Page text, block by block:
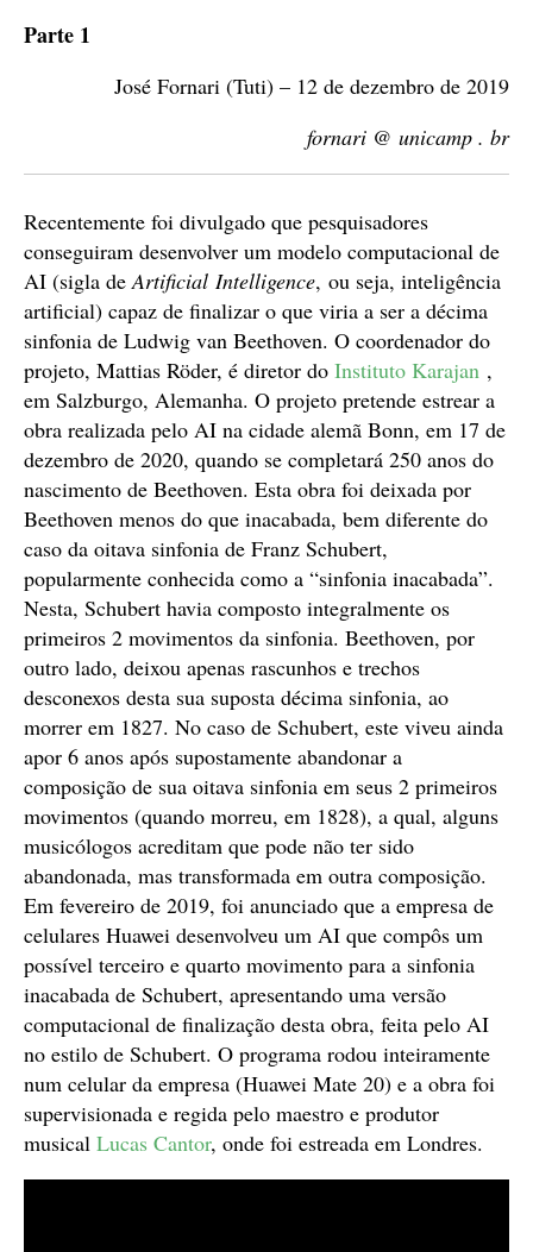
Parte 1
José Fornari (Tuti) – 12 de dezembro de 2019
fornari @ unicamp . br
Recentemente foi divulgado que pesquisadores
conseguiram desenvolver um modelo computacional de
AI (sigla deArtificial Intelligence, ou seja, inteligência
artificial) capaz de finalizar o que viria a ser a décima
sinfonia de Ludwig van Beethoven. O coordenador do
projeto, Mattias Röder, é diretor do Instituto Karajan ,
em Salzburgo, Alemanha. O projeto pretende estrear a
obra realizada pelo AI na cidade alemã Bonn, em 17 de
dezembro de 2020, quando se completará 250 anos do
nascimento de Beethoven. Esta obra foi deixada por
Beethoven menos do que inacabada, bem diferente do
caso da oitava sinfonia de Franz Schubert,
popularmente conhecida como a “sinfonia inacabada”.
Nesta, Schubert havia composto integralmente os
primeiros 2 movimentos da sinfonia. Beethoven, por
outro lado, deixou apenas rascunhos e trechos
desconexos desta sua suposta décima sinfonia, ao
morrer em 1827. No caso de Schubert, este viveu ainda
apor 6 anos após supostamente abandonar a
composição de sua oitava sinfonia em seus 2 primeiros
movimentos (quando morreu, em 1828), a qual, alguns
musicólogos acreditam que pode não ter sido
abandonada, mas transformada em outra composição.
Em fevereiro de 2019, foi anunciado que a empresa de
celulares Huawei desenvolveu um AI que compôs um
possível terceiro e quarto movimento para a sinfonia
inacabada de Schubert, apresentando uma versão
computacional de finalização desta obra, feita pelo AI
no estilo de Schubert. O programa rodou inteiramente
num celular da empresa (Huawei Mate 20) e a obra foi
supervisionada e regida pelo maestro e produtor
musical Lucas Cantor, onde foi estreada em Londres.